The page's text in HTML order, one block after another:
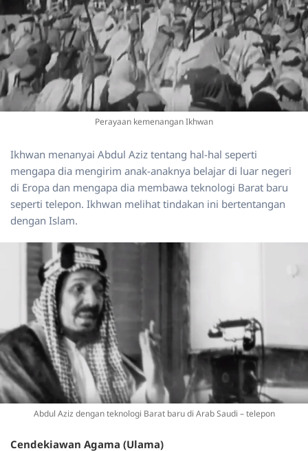
Perayaan kemenangan Ikhwan
Ikhwan menanyai Abdul Aziz tentang hal-hal seperti
mengapa dia mengirim anak-anaknya belajar di luar negeri
di Eropa dan mengapa dia membawa teknologi Barat baru
seperti telepon. Ikhwan melihat tindakan ini bertentangan
dengan Islam.
Abdul Aziz dengan teknologi Barat baru di Arab Saudi – telepon
Cendekiawan Agama (Ulama)